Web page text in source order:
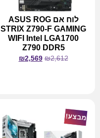
לוח אם ASUS ROG
STRIX Z790-F GAMING
WIFI Intel LGA1700
Z790 DDR5
₪2,612
₪2,569
מבצע!